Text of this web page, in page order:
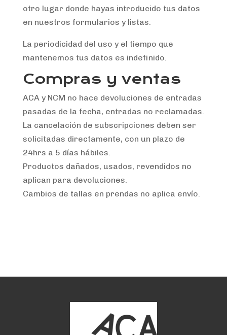
otro lugar donde hayas introducido tus datos
en nuestros formularios y listas.
La periodicidad del uso y el tiempo que
mantenemos tus datos es indefinido.
Compras y ventas
ACA y NCM no hace devoluciones de entradas
pasadas de la fecha, entradas no reclamadas.
La cancelación de subscripciones deben ser
solicitadas directamente, con un plazo de
24hrs a 5 días hábiles.
Productos dañados, usados, revendidos no
aplican para devoluciones.
Cambios de tallas en prendas no aplica envío.